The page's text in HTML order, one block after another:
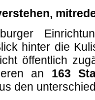
hinter die
öffentlich
an 163
den